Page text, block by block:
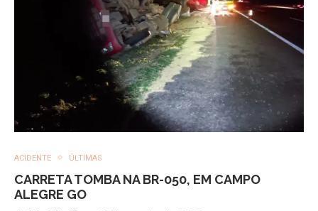
ACIDENTE ÚLTIMAS
CARRETA TOMBA NA BR-050, EM CAMPO
ALEGRE GO